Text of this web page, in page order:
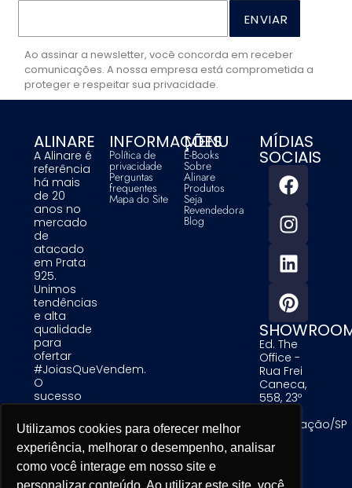
Utilizamos cookies para oferecer melhor
experiência, melhorar o desempenho, analisar
como você interage em nosso site e
Utilizamos cookies para oferecer melhor
experiência, melhorar o desempenho, analisar
como você interage em nosso site e
Utilizamos cookies para oferecer melhor
experiência, melhorar o desempenho, analisar
como você interage em nosso site e
ENVIAR
Ao assinar a newsletter, você concorda em receber
comunicações. A nossa empresa está comprometida a
proteger e respeitar sua privacidade.
ALINARE
A Alinare é
referência
há mais
de 20
anos no
mercado
de
atacado
em Prata
925.
Unimos
tendências
e alta
qualidade
para
ofertar
#JoiasQueVendem.
O
sucesso
nossas
clientes é
uma
prioridade
para nós.
INFORMAÇÕES
Política de
privacidade
Perguntas
frequentes
Mapa do Site
MENU
E-Books
Sobre
Alinare
Produtos
Seja
Revendedora
Blog
MÍDIAS
SOCIAIS
Ed. The
Office -
Rua Frei
Caneca,
558, 23º
Consolação/SP